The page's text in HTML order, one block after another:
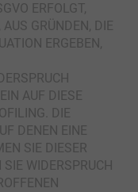
ERFOLGT,
GRÜNDEN, DIE
ERGEBEN,
AUF DIESE
DIE
DENEN EINE
SIE DIESER
WIDERSPRUCH